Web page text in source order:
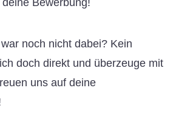
Bewerbung!
noch nicht dabei? Kein
doch direkt und überzeuge mit
uns auf deine